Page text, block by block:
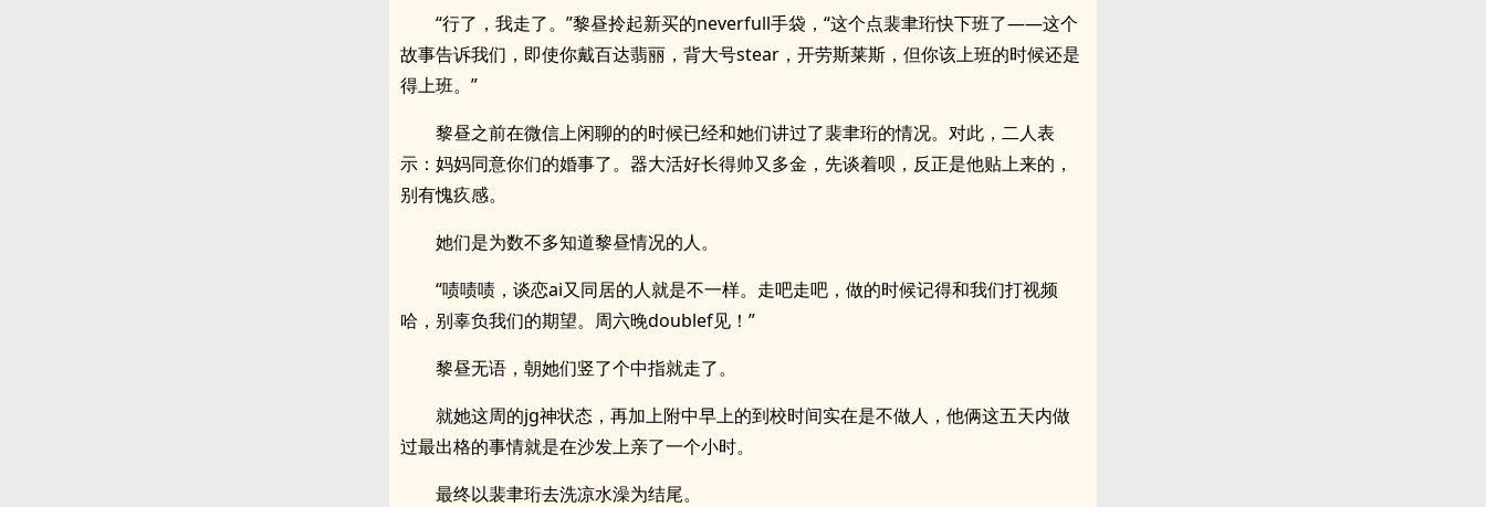
“行了，我走了。”黎昼拎起新买的neverfull手袋，“这个点裴聿珩快下班了——这个
故事告诉我们，即使你戴百达翡丽，背大号stear，开劳斯莱斯，但你该上班的时候还是
得上班。”
黎昼之前在微信上闲聊的的时候已经和她们讲过了裴聿珩的情况。对此，二人表
示：妈妈同意你们的婚事了。器大活好长得帅又多金，先谈着呗，反正是他贴上来的，
别有愧疚感。
她们是为数不多知道黎昼情况的人。
“啧啧啧，谈恋ai又同居的人就是不一样。走吧走吧，做的时候记得和我们打视频
哈，别辜负我们的期望。周六晚doublef见！”
黎昼无语，朝她们竖了个中指就走了。
就她这周的jg神状态，再加上附中早上的到校时间实在是不做人，他俩这五天内做
过最出格的事情就是在沙发上亲了一个小时。
最终以裴聿珩去洗凉水澡为结尾。